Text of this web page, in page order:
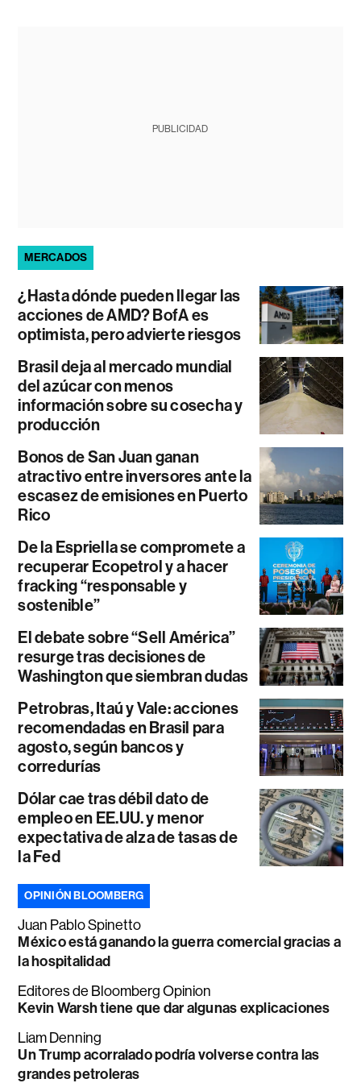
PUBLICIDAD
MERCADOS
¿Hasta dónde pueden llegar las
acciones de AMD? BofA es
optimista, pero advierte riesgos
Brasil deja al mercado mundial
del azúcar con menos
información sobre su cosecha y
producción
Bonos de San Juan ganan
atractivo entre inversores ante la
escasez de emisiones en Puerto
Rico
De la Espriella se compromete a
recuperar Ecopetrol y a hacer
fracking “responsable y
sostenible”
El debate sobre “Sell América”
resurge tras decisiones de
Washington que siembran dudas
Petrobras, Itaú y Vale: acciones
recomendadas en Brasil para
agosto, según bancos y
corredurías
Dólar cae tras débil dato de
empleo en EE.UU. y menor
expectativa de alza de tasas de
la Fed
OPINIÓN BLOOMBERG
Juan Pablo Spinetto
México está ganando la guerra comercial gracias a
la hospitalidad
Editores de Bloomberg Opinion
Kevin Warsh tiene que dar algunas explicaciones
Liam Denning
Un Trump acorralado podría volverse contra las
grandes petroleras